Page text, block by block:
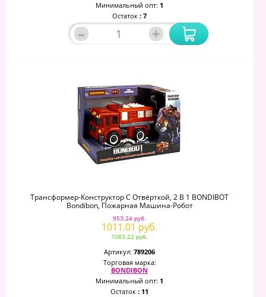
Минимальный опт: 1
Остаток : 7
– +
Трансформер-Конструктор С Отвёрткой, 2 В 1 BONDIBOT
Bondibon, Пожарная Машина-Робот
953.24 руб.
1011.01 руб.
1083.22 руб.
Артикул: 789206
Торговая марка:
BONDIBON
Минимальный опт: 1
Остаток : 11